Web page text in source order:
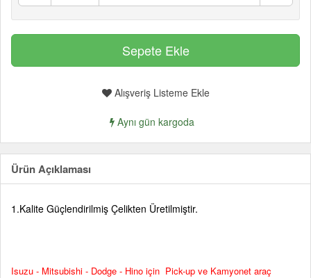
Alışveriş Listeme Ekle
Aynı gün kargoda
Ürün Açıklaması
1.Kalite Güçlendirilmiş Çelikten Üretilmiştir.
Isuzu - Mitsubishi - Dodge - Hino için Pick-up ve Kamyonet araç